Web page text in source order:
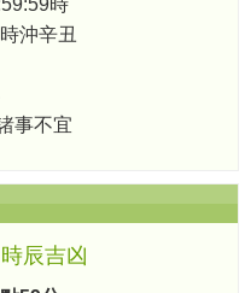
時
時沖辛丑
事不宜
辰吉凶